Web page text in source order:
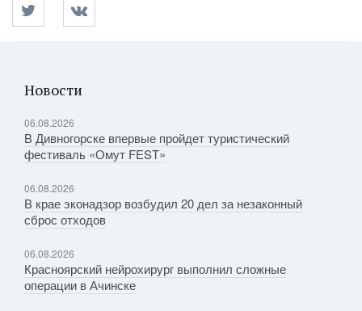
Новости
06.08.2026
В Дивногорске впервые пройдет туристический
фестиваль «Омут FEST»
06.08.2026
В крае эконадзор возбудил 20 дел за незаконный
сброс отходов
06.08.2026
Красноярский нейрохирург выполнил сложные
операции в Ачинске